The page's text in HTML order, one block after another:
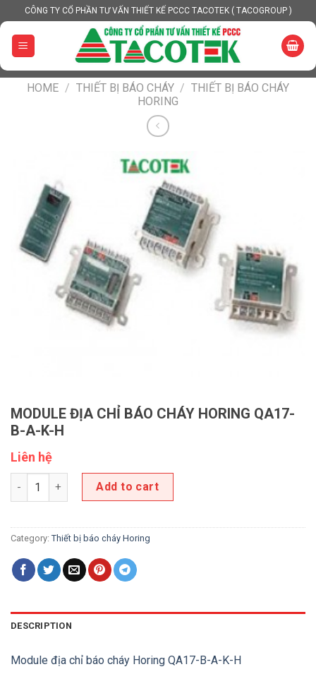
to
content
CÔNG TY CỔ PHẦN TƯ VẤN THIẾT KẾ PCCC TACOTEK ( TACOGROUP )
HOME / THIẾT BỊ BÁO CHÁY / THIẾT BỊ BÁO CHÁY
HORING
MODULE ĐỊA CHỈ BÁO CHÁY HORING QA17-
B-A-K-H
Liên hệ
MODULE ĐỊA CHỈ BÁO CHÁY HORING QA17-B-A-K-H quantity
Add to cart
Category: Thiết bị báo cháy Horing
DESCRIPTION
Module địa chỉ báo cháy Horing QA17-B-A-K-H